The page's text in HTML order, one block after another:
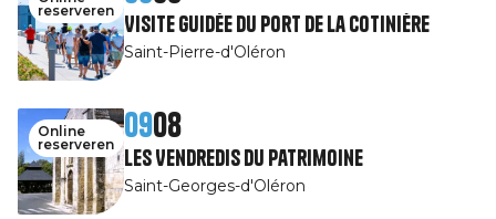
reserveren
Visite guidée du port de la Cotinière
Saint-Pierre-d'Oléron
Online
reserveren
0908
Les Vendredis du patrimoine
Saint-Georges-d'Oléron